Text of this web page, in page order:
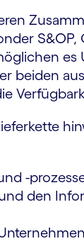
es
beiden
-
den